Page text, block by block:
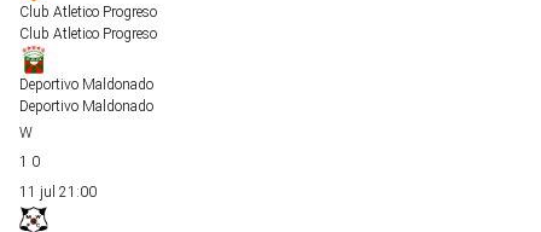
Club Atletico Progreso
Club Atletico Progreso
Deportivo Maldonado
Deportivo Maldonado
1 0
11 jul 21:00